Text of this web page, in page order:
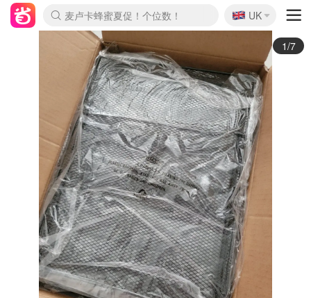
麦卢卡蜂蜜夏促！个位数！
Prada/Miu 4.8折！
啥？必胜客披萨5折！
🇬🇧
UK
2/7